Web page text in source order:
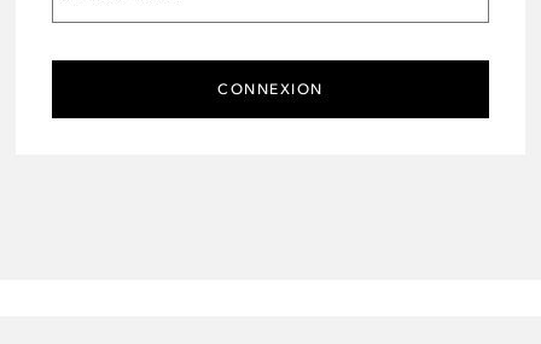
CONNEXION